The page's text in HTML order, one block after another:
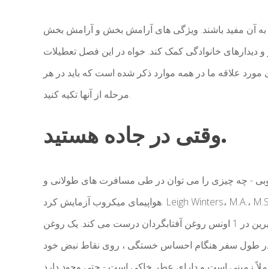
به آن مفید باشند. ویژگی های آرامش بخش و آرامش بخش
دیدارهای خانوادگی کمک کند. خواه در این فصل تعطیلات
علاقه ما در همه موارد ذکر شده است که باید در هر
مرحله از آنها تکیه کنید.
وقتی در جاده هستید.
- چه چیزی را می توان در طی مسافرت های طولانی و
هواپیمای میکروب آزمایش کرد. Leigh Winters، M.A.، M.S ، یک متخصص مغز و اعصاب و روانشناس ، مخلوط خود را از
3 قطره وتیور ، 5 قطره اسطوخودوس و 8 قطره پرتقال شیرین در 1 اونس روغن آفتابگردان درست می کند. یک روغن
در طول سفر هنگام احساس خستگی ، روی نقاط نبض خود